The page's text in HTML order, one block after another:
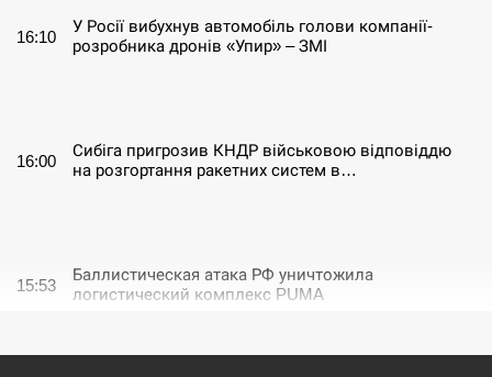
16:10
У Росії вибухнув автомобіль голови компанії-
розробника дронів «Упир» – ЗМІ
16:00
Сибіга пригрозив КНДР військовою відповіддю
на розгортання ракетних систем в…
15:53
Баллистическая атака РФ уничтожила
логистический комплекс PUMA